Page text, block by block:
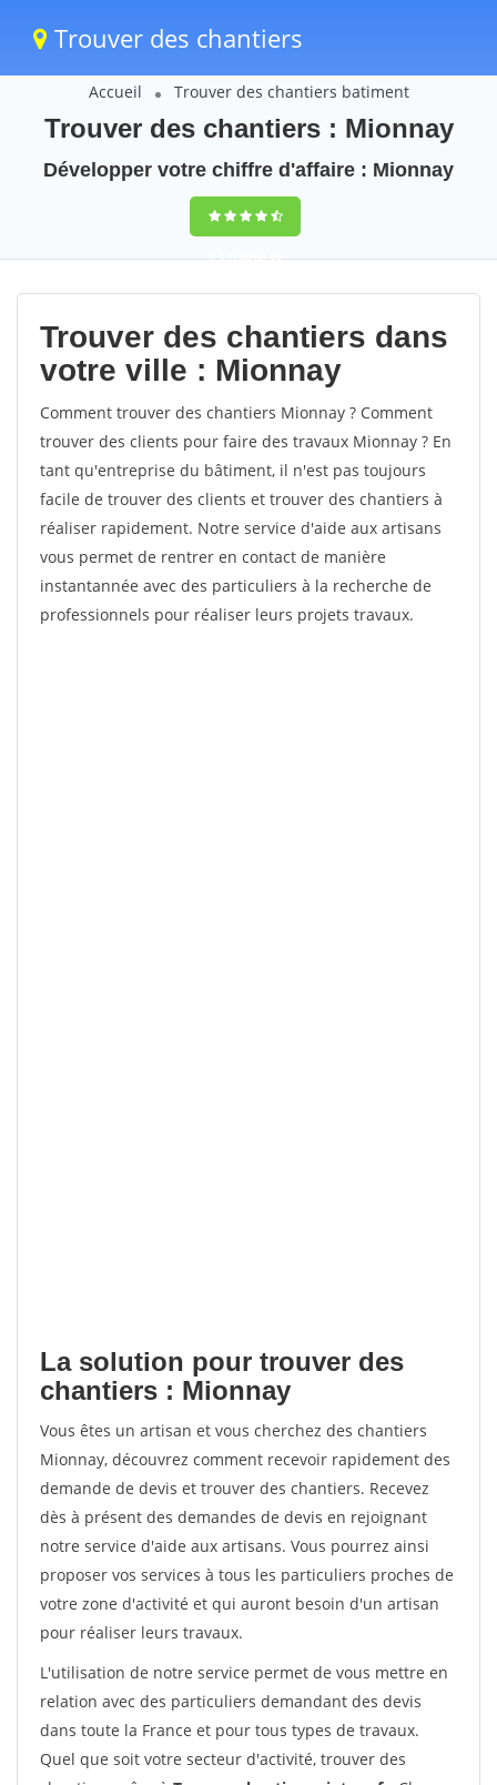
Trouver des chantiers
Accueil Trouver des chantiers batiment
Trouver des chantiers : Mionnay
Développer votre chiffre d'affaire : Mionnay
9,5(100%)40
votes
Trouver des chantiers dans
votre ville : Mionnay
Comment trouver des chantiers Mionnay ? Comment
trouver des clients pour faire des travaux Mionnay ? En
tant qu'entreprise du bâtiment, il n'est pas toujours
facile de trouver des clients et trouver des chantiers à
réaliser rapidement. Notre service d'aide aux artisans
vous permet de rentrer en contact de manière
instantannée avec des particuliers à la recherche de
professionnels pour réaliser leurs projets travaux.
La solution pour trouver des
chantiers : Mionnay
Vous êtes un artisan et vous cherchez des chantiers
Mionnay, découvrez comment recevoir rapidement des
demande de devis et trouver des chantiers. Recevez
dès à présent des demandes de devis en rejoignant
notre service d'aide aux artisans. Vous pourrez ainsi
proposer vos services à tous les particuliers proches de
votre zone d'activité et qui auront besoin d'un artisan
pour réaliser leurs travaux.
L'utilisation de notre service permet de vous mettre en
relation avec des particuliers demandant des devis
dans toute la France et pour tous types de travaux.
Quel que soit votre secteur d'activité, trouver des